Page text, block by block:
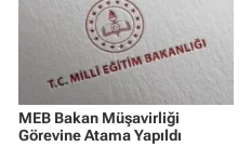
MEB Bakan Müşavirliği
Görevine Atama Yapıldı